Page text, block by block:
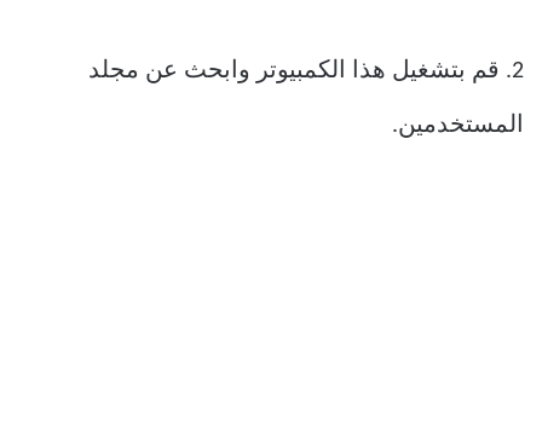
2. قم بتشغيل هذا الكمبيوتر وابحث عن مجلد
المستخدمين.